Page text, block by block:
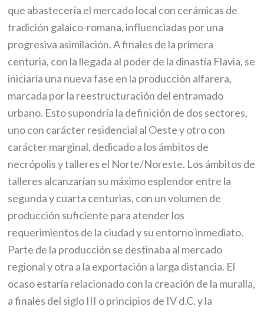
que abastecería el mercado local con cerámicas de
tradición galaico-romana, influenciadas por una
progresiva asimilación. A finales de la primera
centuria, con la llegada al poder de la dinastía Flavia, se
iniciaría una nueva fase en la producción alfarera,
marcada por la reestructuración del entramado
urbano. Esto supondría la definición de dos sectores,
uno con carácter residencial al Oeste y otro con
carácter marginal, dedicado a los ámbitos de
necrópolis y talleres el Norte/Noreste. Los ámbitos de
talleres alcanzarían su máximo esplendor entre la
segunda y cuarta centurias, con un volumen de
producción suficiente para atender los
requerimientos de la ciudad y su entorno inmediato.
Parte de la producción se destinaba al mercado
regional y otra a la exportación a larga distancia. El
ocaso estaría relacionado con la creación de la muralla,
a finales del siglo III o principios de IV d.C. y la